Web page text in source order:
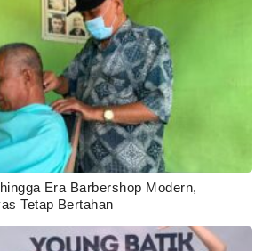
Era Barbershop Modern,
Tetap Bertahan